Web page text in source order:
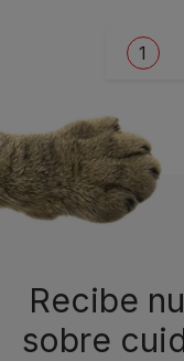
1
Recibe
sobre